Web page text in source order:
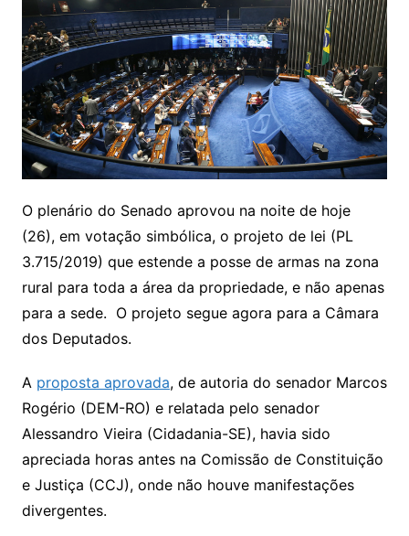
O plenário do Senado aprovou na noite de hoje
(26), em votação simbólica, o projeto de lei (PL
3.715/2019) que estende a posse de armas na zona
rural para toda a área da propriedade, e não apenas
para a sede. O projeto segue agora para a Câmara
dos Deputados.
A proposta aprovada, de autoria do senador Marcos
Rogério (DEM-RO) e relatada pelo senador
Alessandro Vieira (Cidadania-SE), havia sido
apreciada horas antes na Comissão de Constituição
e Justiça (CCJ), onde não houve manifestações
divergentes.